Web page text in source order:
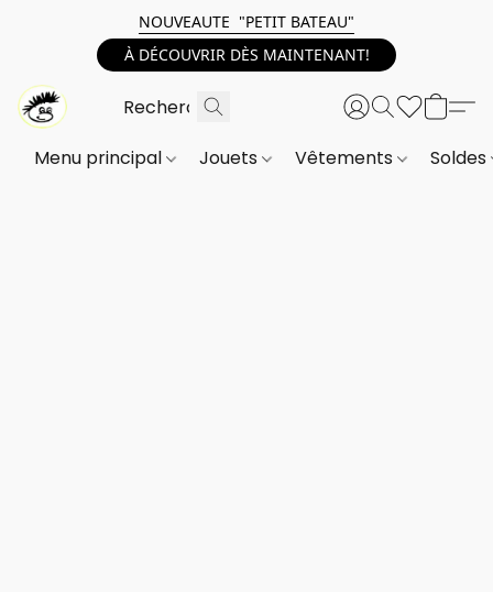
NOUVEAUTE "PETIT BATEAU"
À DÉCOUVRIR DÈS MAINTENANT!
Menu principal Jouets Vêtements Soldes